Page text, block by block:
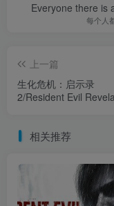
Everyone there is
每个人
上一篇
生化危机：启示录
2/Resident Evil
相关推荐